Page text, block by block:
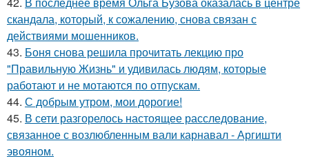
скандала, который, к сожалению, снова связан с
действиями мошенников.
43. Боня снова решила прочитать лекцию про
"Правильную Жизнь" и удивилась людям, которые
работают и не мотаются по отпускам.
44. С добрым утром, мои дорогие!
45. В сети разгорелось настоящее расследование,
связанное с возлюбленным вали карнавал - Аргишти
эвояном.